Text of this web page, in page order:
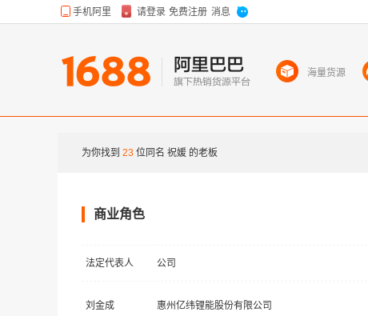
海量货源
为你找到 23 位同名 祝媛 的老板
商业角色
法定代表人 公司
刘金成 惠州亿纬锂能股份有限公司